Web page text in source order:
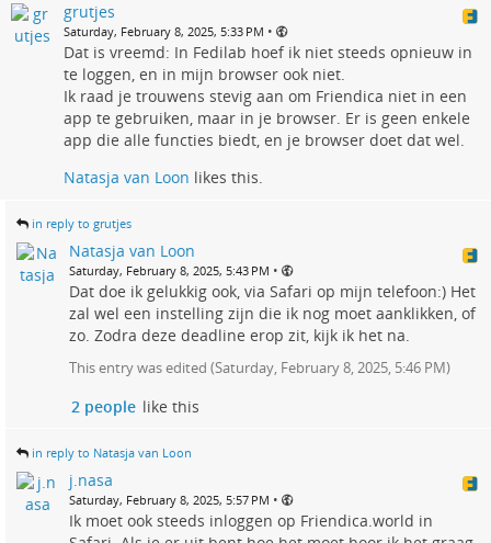
grutjes
Saturday, February 8, 2025, 5:33 PM •
Dat is vreemd: In Fedilab hoef ik niet steeds opnieuw in
te loggen, en in mijn browser ook niet.
Ik raad je trouwens stevig aan om Friendica niet in een
app te gebruiken, maar in je browser. Er is geen enkele
app die alle functies biedt, en je browser doet dat wel.
Natasja van Loon likes this.
in reply to grutjes
Natasja van Loon
Saturday, February 8, 2025, 5:43 PM •
Dat doe ik gelukkig ook, via Safari op mijn telefoon:) Het
zal wel een instelling zijn die ik nog moet aanklikken, of
zo. Zodra deze deadline erop zit, kijk ik het na.
This entry was edited (Saturday, February 8, 2025, 5:46 PM)
2 people like this
in reply to Natasja van Loon
j.nasa
Saturday, February 8, 2025, 5:57 PM •
Ik moet ook steeds inloggen op Friendica.world in